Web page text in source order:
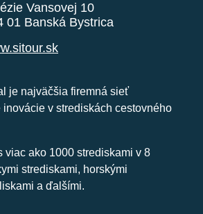
Vansovej 10
01 Banská Bystrica
je najväčšia firemná sieť
v strediskách cestovného
viac ako 1000 strediskami v 8
strediskami, horskými
a ďalšími.